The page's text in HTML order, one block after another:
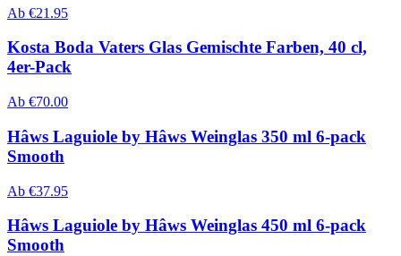
Ab €21.95
Kosta Boda Vaters Glas Gemischte Farben, 40 cl,
4er-Pack
Ab €70.00
Hâws Laguiole by Hâws Weinglas 350 ml 6-pack
Smooth
Ab €37.95
Hâws Laguiole by Hâws Weinglas 450 ml 6-pack
Smooth